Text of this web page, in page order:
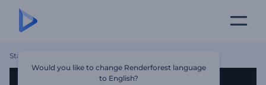
Startseite
Would you like to change Renderforest language
to English?